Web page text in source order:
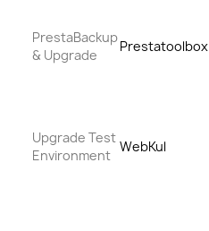
PrestaBackup
& Upgrade
Prestatoolbox
Upgrade Test
Environment
WebKul